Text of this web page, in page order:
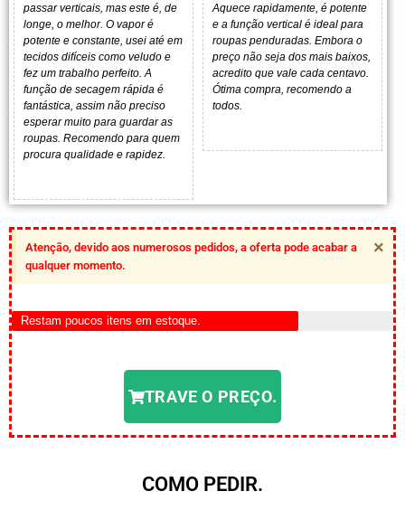
passar verticais, mas este é, de
longe, o melhor. O vapor é
potente e constante, usei até em
tecidos difíceis como veludo e
fez um trabalho perfeito. A
função de secagem rápida é
fantástica, assim não preciso
esperar muito para guardar as
roupas. Recomendo para quem
procura qualidade e rapidez.
Aquece rapidamente, é potente
e a função vertical é ideal para
roupas penduradas. Embora o
preço não seja dos mais baixos,
acredito que vale cada centavo.
Ótima compra, recomendo a
todos.
Atenção, devido aos numerosos pedidos, a oferta pode acabar a
qualquer momento.
×
Restam poucos itens em estoque.
TRAVE O PREÇO.
COMO PEDIR.